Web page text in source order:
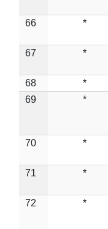
66 *
67 *
68 *
69
*
70 *
71 *
72 *